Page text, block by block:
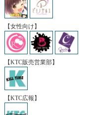
【女性向け】
【KTC販売営業部】
【KTC広報】